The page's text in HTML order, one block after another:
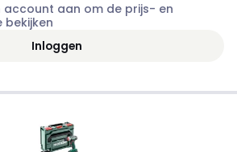
account aan om de prijs- en
Inloggen